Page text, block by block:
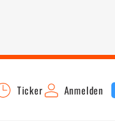
Ticker Anmelden